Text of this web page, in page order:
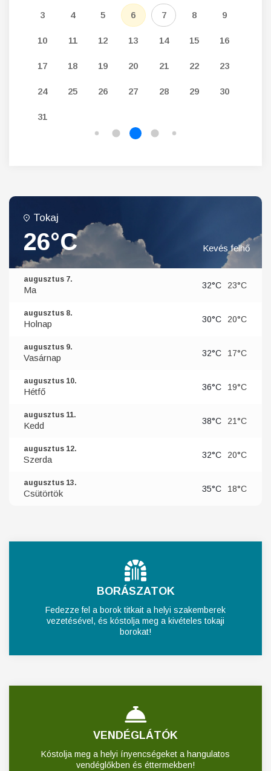
3 4 5 6 7 8 9
10 11 12 13 14 15 16
17 18 19 20 21 22 23
24 25 26 27 28 29 30
31
Tokaj
26°C Kevés felhő
augusztus 7.
Ma 32°C 23°C
augusztus 8.
Holnap 30°C 20°C
augusztus 9.
Vasárnap 32°C 17°C
augusztus 10.
Hétfő 36°C 19°C
augusztus 11.
Kedd 38°C 21°C
augusztus 12.
Szerda 32°C 20°C
augusztus 13.
Csütörtök 35°C 18°C
BORÁSZATOK
Fedezze fel a borok titkait a helyi szakemberek
vezetésével, és kóstolja meg a kivételes tokaji
borokat!
VENDÉGLÁTÓK
Kóstolja meg a helyi ínyencségeket a hangulatos
vendéglőkben és éttermekben!